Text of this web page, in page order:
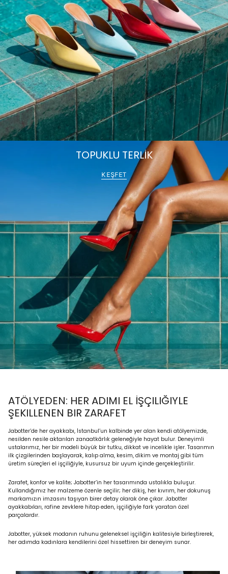
TOPUKLU TERLİK
KEŞFET
ATÖLYEDEN: HER ADIMI EL İŞÇILIĞIYLE
ŞEKILLENEN BIR ZARAFET
Jabotter’de her ayakkabı, İstanbul’un kalbinde yer alan kendi atölyemizde,
nesilden nesile aktarılan zanaatkârlık geleneğiyle hayat bulur. Deneyimli
ustalarımız, her bir modeli büyük bir tutku, dikkat ve incelikle işler. Tasarımın
ilk çizgilerinden başlayarak, kalıp alma, kesim, dikim ve montaj gibi tüm
üretim süreçleri el işçiliğiyle, kusursuz bir uyum içinde gerçekleştirilir.
Zarafet, konfor ve kalite; Jabotter’in her tasarımında ustalıkla buluşur.
Kullandığımız her malzeme özenle seçilir; her dikiş, her kıvrım, her dokunuş
markamızın imzasını taşıyan birer detay olarak öne çıkar. Jabotter
ayakkabıları, rafine zevklere hitap eden, işçiliğiyle fark yaratan özel
parçalardır.
Jabotter, yüksek modanın ruhunu geleneksel işçiliğin kalitesiyle birleştirerek,
her adımda kadınlara kendilerini özel hissettiren bir deneyim sunar.